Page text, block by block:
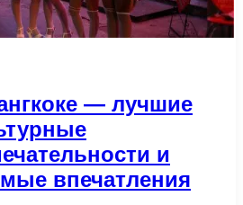
— лучшие
и
впечатления